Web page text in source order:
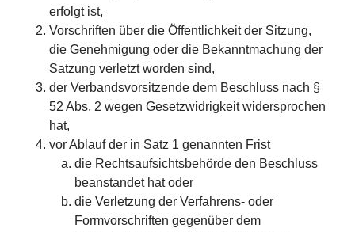
erfolgt ist,
Vorschriften über die Öffentlichkeit der Sitzung,
die Genehmigung oder die Bekanntmachung der
Satzung verletzt worden sind,
der Verbandsvorsitzende dem Beschluss nach §
52 Abs. 2 wegen Gesetzwidrigkeit widersprochen
hat,
vor Ablauf der in Satz 1 genannten Frist
die Rechtsaufsichtsbehörde den Beschluss
beanstandet hat oder
die Verletzung der Verfahrens- oder
Formvorschriften gegenüber dem